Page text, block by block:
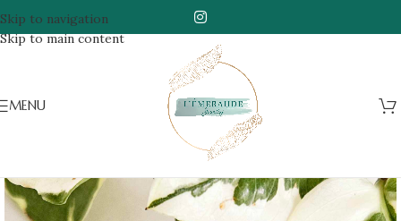
Skip to navigation
Skip to main content
MENU